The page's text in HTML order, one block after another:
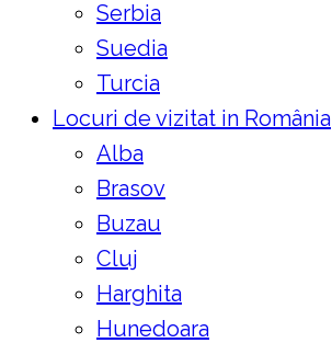
Serbia
Suedia
Turcia
Locuri de vizitat in România
Alba
Brasov
Buzau
Cluj
Harghita
Hunedoara